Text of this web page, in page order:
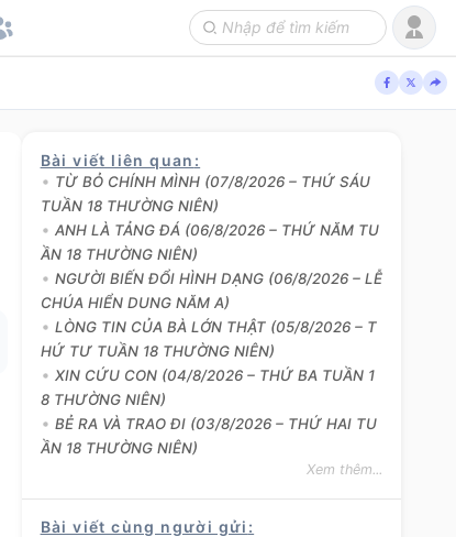
Bài viết liên quan :
TỪ BỎ CHÍNH MÌNH (07/8/2026 – THỨ SÁU
TUẦN 18 THƯỜNG NIÊN)
ANH LÀ TẢNG ĐÁ (06/8/2026 – THỨ NĂM TU
ẦN 18 THƯỜNG NIÊN)
NGƯỜI BIẾN ĐỔI HÌNH DẠNG (06/8/2026 – LỄ
CHÚA HIỂN DUNG NĂM A)
LÒNG TIN CỦA BÀ LỚN THẬT (05/8/2026 – T
HỨ TƯ TUẦN 18 THƯỜNG NIÊN)
XIN CỨU CON (04/8/2026 – THỨ BA TUẦN 1
8 THƯỜNG NIÊN)
BẺ RA VÀ TRAO ĐI (03/8/2026 – THỨ HAI TU
ẦN 18 THƯỜNG NIÊN)
Xem thêm...
Bài viết cùng người gửi :